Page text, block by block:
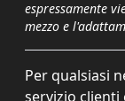
espressamente
mezzo e
Per qualsiasi
servizio clienti